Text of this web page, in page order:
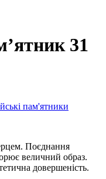
31
пам'ятники
Поєднання
величний образ.
довершеність.